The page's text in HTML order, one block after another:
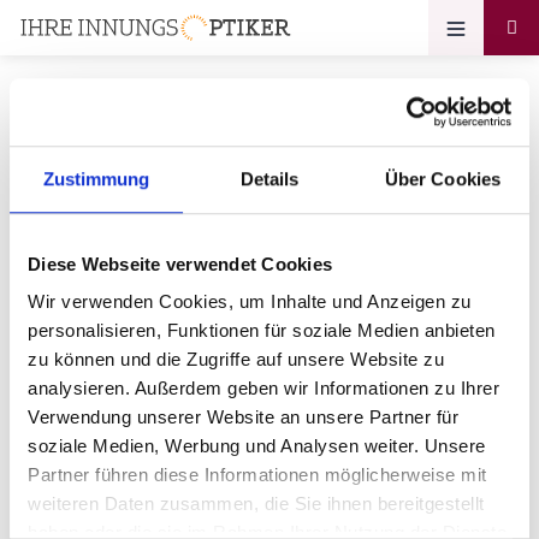
Zustimmung Details Über Cookies
Diese Webseite verwendet Cookies
Wir verwenden Cookies, um Inhalte und Anzeigen zu
personalisieren, Funktionen für soziale Medien anbieten
zu können und die Zugriffe auf unsere Website zu
analysieren. Außerdem geben wir Informationen zu Ihrer
Verwendung unserer Website an unsere Partner für
soziale Medien, Werbung und Analysen weiter. Unsere
Partner führen diese Informationen möglicherweise mit
weiteren Daten zusammen, die Sie ihnen bereitgestellt
Ihr Zugang zum
Opticus Jutta Stutz
Bitte geben Sie Ihr Passwort ein: